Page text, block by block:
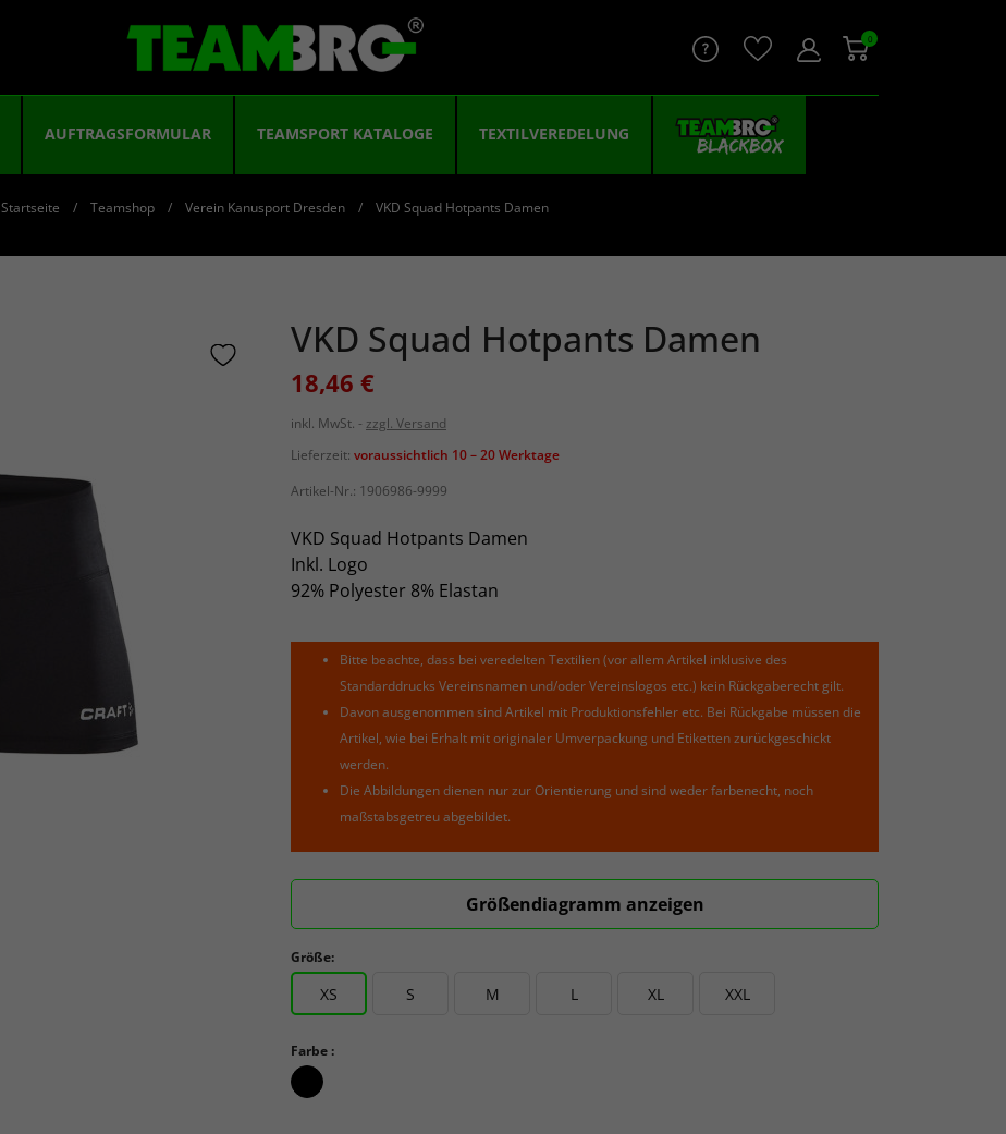
0
AUFTRAGSFORMULAR TEAMSPORT KATALOGE TEXTILVEREDELUNG
Startseite Teamshop Verein Kanusport Dresden VKD Squad Hotpants Damen
VKD Squad Hotpants Damen
18,46 €
inkl. MwSt.
zzgl. Versand
Lieferzeit: voraussichtlich 10 – 20 Werktage
Artikel-Nr.: 1906986-9999
VKD Squad Hotpants Damen
Inkl. Logo
92% Polyester 8% Elastan
Bitte beachte, dass bei veredelten Textilien (vor allem Artikel inklusive des
Standarddrucks Vereinsnamen und/oder Vereinslogos etc.) kein Rückgaberecht gilt.
Davon ausgenommen sind Artikel mit Produktionsfehler etc. Bei Rückgabe müssen die
Artikel, wie bei Erhalt mit originaler Umverpackung und Etiketten zurückgeschickt
werden.
Die Abbildungen dienen nur zur Orientierung und sind weder farbenecht, noch
maßstabsgetreu abgebildet.
Größendiagramm anzeigen
Größe:
XS S M L XL XXL
Farbe :
schwarz_schwarz